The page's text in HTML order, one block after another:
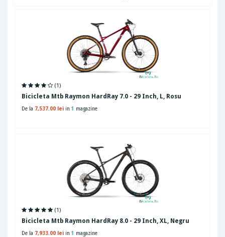
(1)
Bicicleta Mtb Raymon HardRay 7.0 - 29 Inch, L, Rosu
De la 7,537.00 lei in 1 magazine
(1)
Bicicleta Mtb Raymon HardRay 8.0 - 29 Inch, XL, Negru
De la 7,933.00 lei in 1 magazine